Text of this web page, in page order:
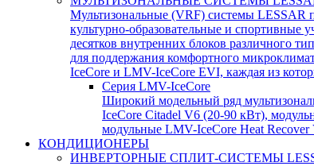
Мультизональные (VRF) системы LESSAR
культурно-образовательные и спортивные
десятков внутренних блоков различного
для поддержания комфортного
IceCore и LMV-IceCore EVI, каждая из
Серия LMV-IceCore
Широкий модельный ряд
IceCore Citadel V6 (20-90 кВт),
модульные LMV-IceCore Heat
КОНДИЦИОНЕРЫ
ИНВЕРТОРНЫЕ СПЛИТ-СИСТЕМЫ